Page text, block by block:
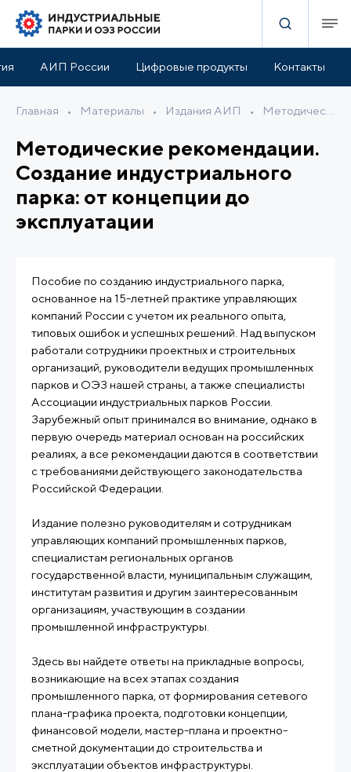
АИП России Цифровые продукты Контакты
Главная • Материалы • Издания АИП •
Методические рекомендации.
Создание индустриального
парка: от концепции до
эксплуатации
Пособие по созданию индустриального парка,
основанное на 15-летней практике управляющих
компаний России с учетом их реального опыта,
типовых ошибок и успешных решений. Над выпуском
работали сотрудники проектных и строительных
организаций, руководители ведущих промышленных
парков и ОЭЗ нашей страны, а также специалисты
Ассоциации индустриальных парков России.
Зарубежный опыт принимался во внимание, однако в
первую очередь материал основан на российских
реалиях, а все рекомендации даются в соответствии
с требованиями действующего законодательства
Российской Федерации.
Издание полезно руководителям и сотрудникам
управляющих компаний промышленных парков,
специалистам региональных органов
государственной власти, муниципальным служащим,
институтам развития и другим заинтересованным
организациям, участвующим в создании
промышленной инфраструктуры.
Здесь вы найдете ответы на прикладные вопросы,
возникающие на всех этапах создания
промышленного парка, от формирования сетевого
плана-графика проекта, подготовки концепции,
финансовой модели, мастер-плана и проектно-
сметной документации до строительства и
эксплуатации объектов инфраструктуры.